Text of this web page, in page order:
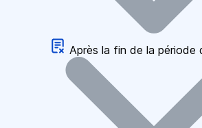
Après la fin de la période